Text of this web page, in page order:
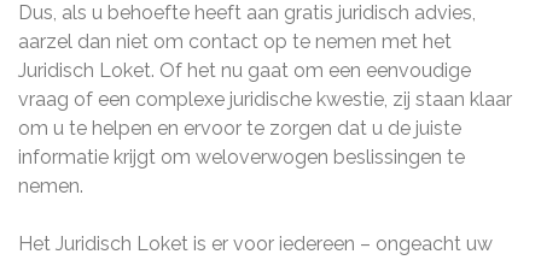
Dus, als u behoefte heeft aan gratis juridisch advies,
aarzel dan niet om contact op te nemen met het
Juridisch Loket. Of het nu gaat om een eenvoudige
vraag of een complexe juridische kwestie, zij staan klaar
om u te helpen en ervoor te zorgen dat u de juiste
informatie krijgt om weloverwogen beslissingen te
nemen.
Het Juridisch Loket is er voor iedereen – ongeacht uw